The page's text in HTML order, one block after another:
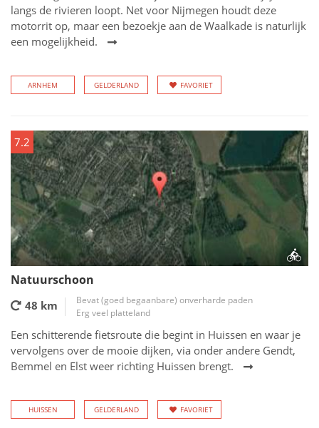
langs de rivieren loopt. Net voor Nijmegen houdt deze
motorrit op, maar een bezoekje aan de Waalkade is naturlijk
een mogelijkheid.
ARNHEM GELDERLAND FAVORIET
7.2
Natuurschoon
48 km
Bevat (goed begaanbare) onverharde paden
Erg veel platteland
Een schitterende fietsroute die begint in Huissen en waar je
vervolgens over de mooie dijken, via onder andere Gendt,
Bemmel en Elst weer richting Huissen brengt.
HUISSEN GELDERLAND FAVORIET